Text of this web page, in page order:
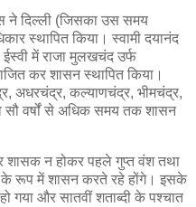
ने दिल्ली (जिसका उस समय
स्थापित किया। स्वामी दयानंद
में राजा मुलखचंद उर्फ
कर शासन स्थापित किया।
अधरचंद्र, कल्याणचंद्र, भीमचंद्र,
सौ वर्षों से अधिक समय तक शासन
शासक न होकर पहले गुप्त वंश तथा
के रूप में शासन करते रहे होंगे। इसके
गया और सातवीं शताब्दी के पश्चात